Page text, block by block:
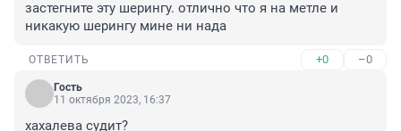
застегните эту шерингу. отлично что я на метле и
никакую шерингу мине ни нада
ОТВЕТИТЬ +0 –0
Гость
11 октября 2023, 16:37
хахалева судит?